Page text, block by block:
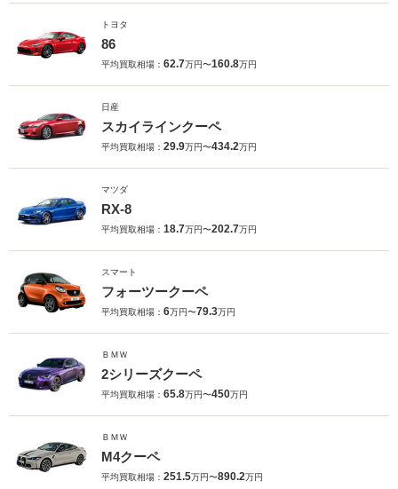
トヨタ
86
平均買取相場： 62.7万円〜160.8万円
日産
スカイラインクーペ
平均買取相場： 29.9万円〜434.2万円
マツダ
RX-8
平均買取相場： 18.7万円〜202.7万円
スマート
フォーツークーペ
平均買取相場： 6万円〜79.3万円
ＢＭＷ
2シリーズクーペ
平均買取相場： 65.8万円〜450万円
ＢＭＷ
M4クーペ
平均買取相場： 251.5万円〜890.2万円